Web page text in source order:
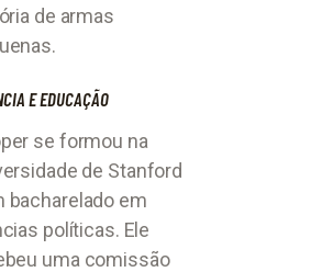
de armas
E EDUCAÇÃO
se formou na
de Stanford
bacharelado em
políticas. Ele
uma comissão